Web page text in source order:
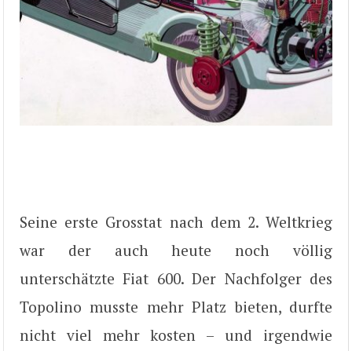
Seine erste Grosstat nach dem 2. Weltkrieg
war der auch heute noch völlig
unterschätzte Fiat 600. Der Nachfolger des
Topolino musste mehr Platz bieten, durfte
nicht viel mehr kosten – und irgendwie